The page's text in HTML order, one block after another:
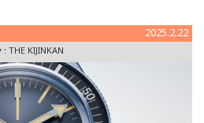
2025.2.22
: THE KIJINKAN